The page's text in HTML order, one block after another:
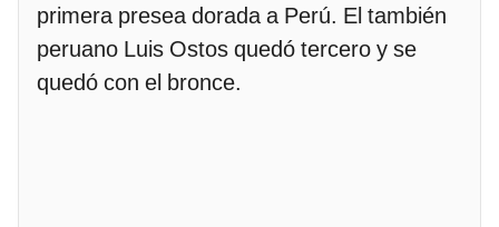
primera presea dorada a Perú. El también
peruano Luis Ostos quedó tercero y se
quedó con el bronce.